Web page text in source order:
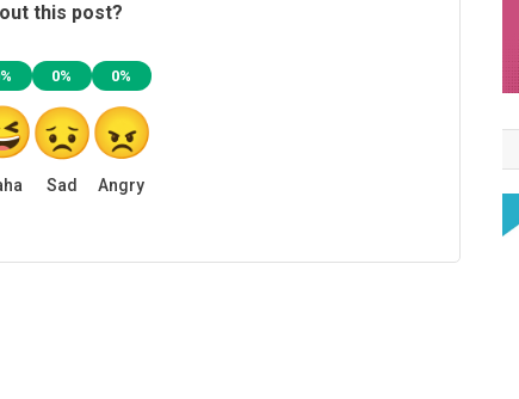
this post?
0%
Sad
0%
Angry